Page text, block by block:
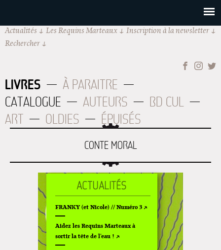
Actualités Les Requins Marteaux
Inscription à la newsletter
Rechercher
LIVRES
À PARAITRE
CATALOGUE
AUTEURS
BD CUL
ART
OLDIES ÉPUISÉS
CONTE MORAL
FRANKY (et Nicole) // Numéro 3
Aidez les Requins Marteaux à
sortir la tête de l'eau !